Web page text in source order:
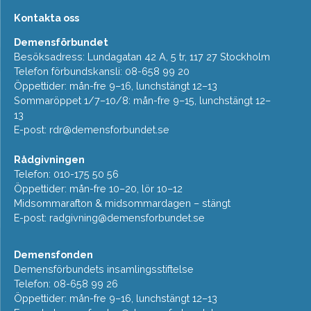
Kontakta oss
Demensförbundet
Besöksadress: Lundagatan 42 A, 5 tr, 117 27 Stockholm
Telefon förbundskansli: 08-658 99 20
Öppettider: mån-fre 9–16, lunchstängt 12–13
Sommaröppet 1/7–10/8: mån-fre 9–15, lunchstängt 12–
13
E-post: rdr@demensforbundet.se
Rådgivningen
Telefon: 010-175 50 56
Öppettider: mån-fre 10–20, lör 10–12
Midsommarafton & midsommardagen – stängt
E-post: radgivning@demensforbundet.se
Demensfonden
Demensförbundets insamlingsstiftelse
Telefon: 08-658 99 26
Öppettider: mån-fre 9–16, lunchstängt 12–13